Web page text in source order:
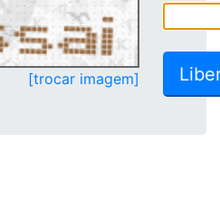
[trocar imagem]